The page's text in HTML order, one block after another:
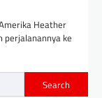
Heather
perjalanannya ke
Search